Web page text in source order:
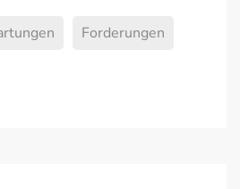
Forderungen